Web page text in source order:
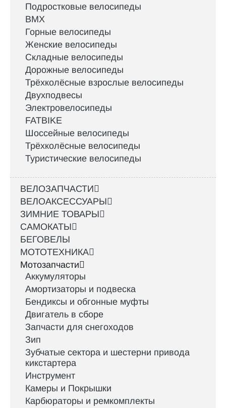
Подростковые велосипеды
BMX
Горные велосипеды
Женские велосипеды
Складные велосипеды
Дорожные велосипеды
Трёхколёсные взрослые велосипеды
Двухподвесы
Электровелосипеды
FATBIKE
Шоссейные велосипеды
Трёхколёсные велосипеды
Туристические велосипеды
ВЕЛОЗАПЧАСТИ
ВЕЛОАКСЕССУАРЫ
ЗИМНИЕ ТОВАРЫ
САМОКАТЫ
БЕГОВЕЛЫ
МОТОТЕХНИКА
Мотозапчасти
Аккумуляторы
Амортизаторы и подвеска
Бендиксы и обгонные муфты
Двигатель в сборе
Запчасти для снегоходов
Зип
Зубчатые сектора и шестерни привода
кикстартера
Инструмент
Камеры и Покрышки
Карбюраторы и ремкомплекты